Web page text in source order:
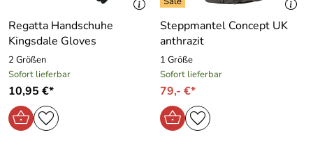
Regatta Handschuhe
Kingsdale Gloves
2 Größen
Sofort lieferbar
10,95 €*
Steppmantel Concept UK
anthrazit
1 Größe
Sofort lieferbar
79,- €*